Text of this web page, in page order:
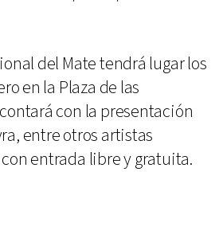
del Mate tendrá lugar los
en la Plaza de las
con la presentación
entre otros artistas
entrada libre y gratuita.